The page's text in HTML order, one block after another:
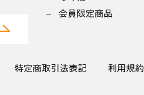
会員限定商品
特定商取引法表記 利用規約